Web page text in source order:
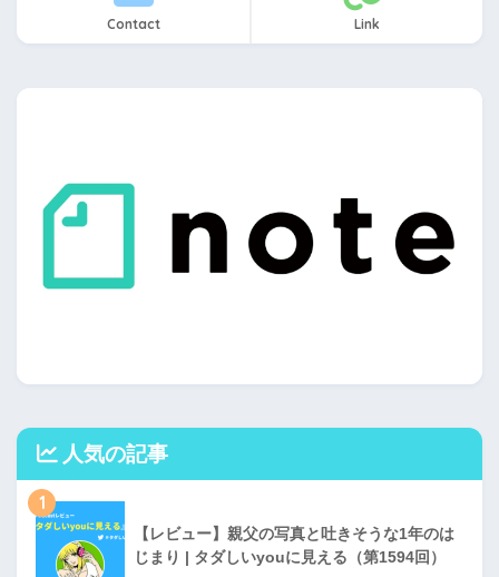
Contact Link
人気の記事
1
【レビュー】親父の写真と吐きそうな1年のは
じまり | タダしいyouに見える（第1594回）